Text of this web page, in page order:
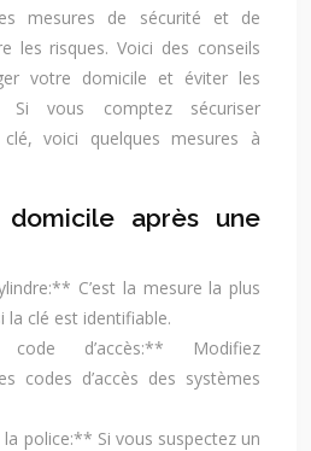
mesures de sécurité et de
les risques. Voici des conseils
votre domicile et éviter les
Si vous comptez sécuriser
voici quelques mesures à
domicile après une
C’est la mesure la plus
la clé est identifiable.
d’accès:** Modifiez
codes d’accès des systèmes
police:** Si vous suspectez un